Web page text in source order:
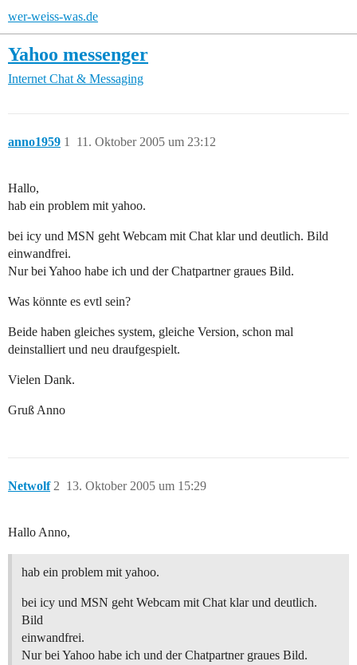
wer-weiss-was.de
Yahoo messenger
Internet Chat & Messaging
anno1959 11. Oktober 2005 um 23:12
1
Hallo,
hab ein problem mit yahoo.
bei icy und MSN geht Webcam mit Chat klar und deutlich. Bild
einwandfrei.
Nur bei Yahoo habe ich und der Chatpartner graues Bild.
Was könnte es evtl sein?
Beide haben gleiches system, gleiche Version, schon mal
deinstalliert und neu draufgespielt.
Vielen Dank.
Gruß Anno
Netwolf 13. Oktober 2005 um 15:29
2
Hallo Anno,
hab ein problem mit yahoo.
bei icy und MSN geht Webcam mit Chat klar und deutlich.
Bild
einwandfrei.
Nur bei Yahoo habe ich und der Chatpartner graues Bild.